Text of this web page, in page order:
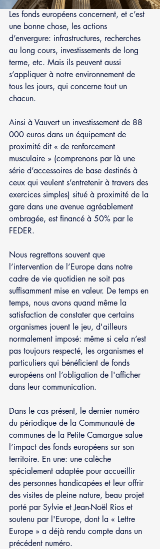
Les fonds européens concernent, et c’est
une bonne chose, les actions
d’envergure: infrastructures, recherches
au long cours, investissements de long
terme, etc. Mais ils peuvent aussi
s’appliquer à notre environnement de
tous les jours, qui concerne tout un
chacun.
Ainsi à Vauvert un investissement de 88
000 euros dans un équipement de
proximité dit « de renforcement
musculaire » (comprenons par là une
série d’accessoires de base destinés à
ceux qui veulent s’entretenir à travers des
exercices simples) situé à proximité de la
gare dans une avenue agréablement
ombragée, est financé à 50% par le
FEDER.
Nous regrettons souvent que
l’intervention de l’Europe dans notre
cadre de vie quotidien ne soit pas
suffisamment mise en valeur. De temps en
temps, nous avons quand même la
satisfaction de constater que certains
organismes jouent le jeu, d'ailleurs
normalement imposé: même si cela n’est
pas toujours respecté, les organismes et
particuliers qui bénéficient de fonds
européens ont l’obligation de l'afficher
dans leur communication.
Dans le cas présent, le dernier numéro
du périodique de la Communauté de
communes de la Petite Camargue salue
l’impact des fonds européens sur son
territoire. En une: une calèche
spécialement adaptée pour accueillir
des personnes handicapées et leur offrir
des visites de pleine nature, beau projet
porté par Sylvie et Jean-Noël Rios et
soutenu par l'Europe, dont la « Lettre
Europe » a déjà rendu compte dans un
précédent numéro.